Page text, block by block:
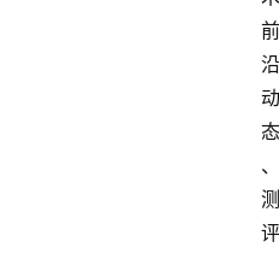
前
沿
动
态
、
测
评